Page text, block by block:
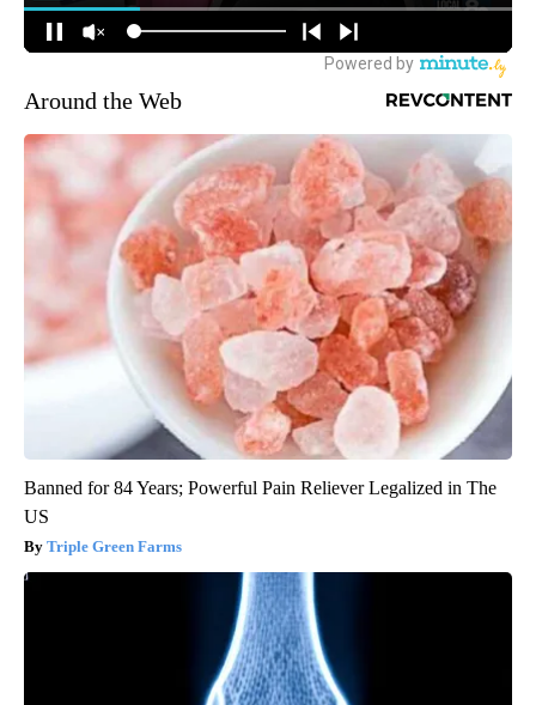
Around the Web
Banned for 84 Years; Powerful Pain Reliever Legalized in The
US
Triple Green Farms